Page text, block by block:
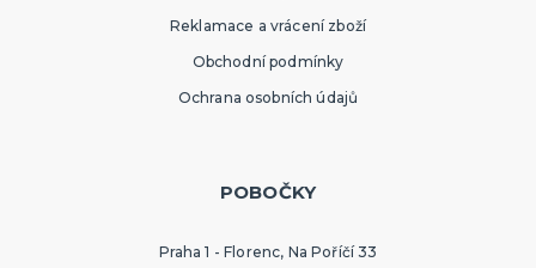
Reklamace a vrácení zboží
Obchodní podmínky
Ochrana osobních údajů
POBOČKY
Praha 1 - Florenc, Na Poříčí 33